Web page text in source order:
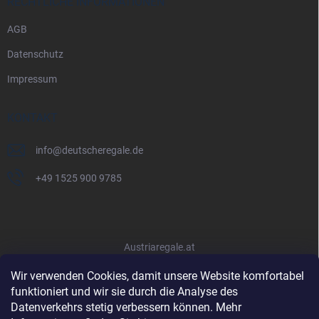
Wir verwenden Cookies, damit unsere Website komfortabel
funktioniert und wir sie durch die Analyse des
Datenverkehrs stetig verbessern können. Mehr
AGB
Datenschutz
Impressum
KONTAKT
info@deutscheregale.de
+49 1525 900 9785
Austriaregale.at